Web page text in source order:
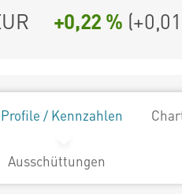
+0,22 % (+0,01
Profile / Kennzahlen
Ausschüttungen